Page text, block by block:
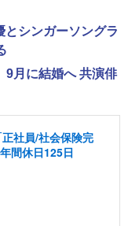
とシンガーソングラ
9月に結婚へ 共演俳
社員/社会保険完
間休日125日